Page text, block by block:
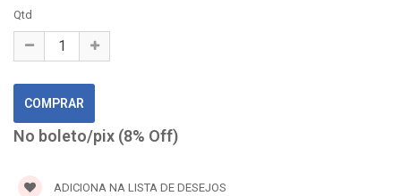
Qtd
No boleto/pix (8% Off)
ADICIONA NA LISTA DE DESEJOS